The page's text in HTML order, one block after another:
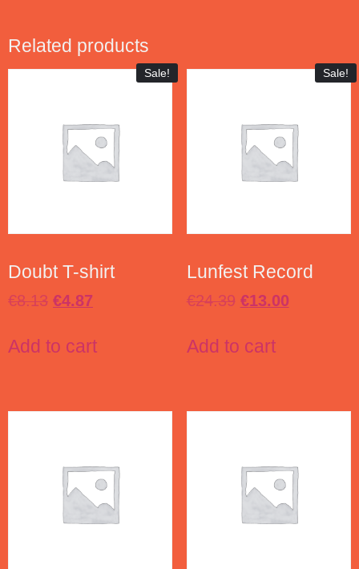
Related products
Sale!
Doubt T-shirt
€8.13 €4.87
Add to cart
Sale!
Lunfest Record
€24.39 €13.00
Add to cart